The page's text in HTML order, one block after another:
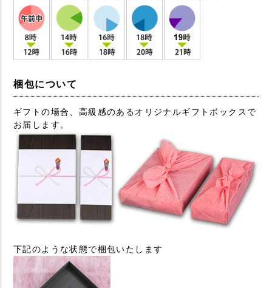
梱包について
ギフトの場合、高級感のあるオリジナルギフトボックスで
お届します。
下記のような状態で梱包いたします